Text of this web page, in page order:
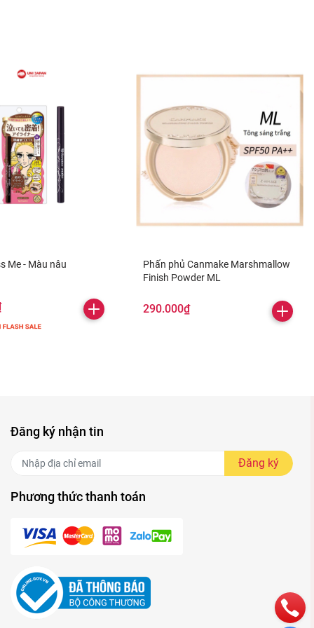
Me - Màu nâu
Phấn phủ Canmake Marshmallow
Finish Powder ML
290.000₫
Đăng ký nhận tin
Đăng ký
Phương thức thanh toán